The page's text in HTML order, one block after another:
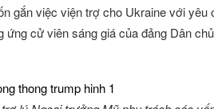
gắn việc viện trợ cho Ukraine với yêu
cử viên sáng giá của đảng Dân